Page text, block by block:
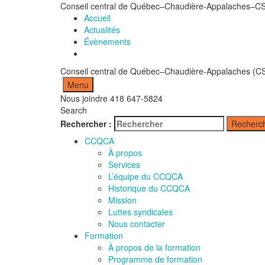
Conseil central de Québec–Chaudière-
Accueil
Actualités
Évènements
Conseil central de Québec–Chaudière-Appalaches
Nous joindre 418 647-5824
Search
Rechercher :
CCQCA
À propos
Services
L’équipe du CCQCA
Historique du CCQCA
Mission
Luttes syndicales
Nous contacter
Formation
À propos de la formation
Programme de formation